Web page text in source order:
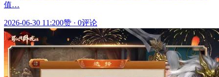
值…
2026-06-30 11:200赞 · 0评论